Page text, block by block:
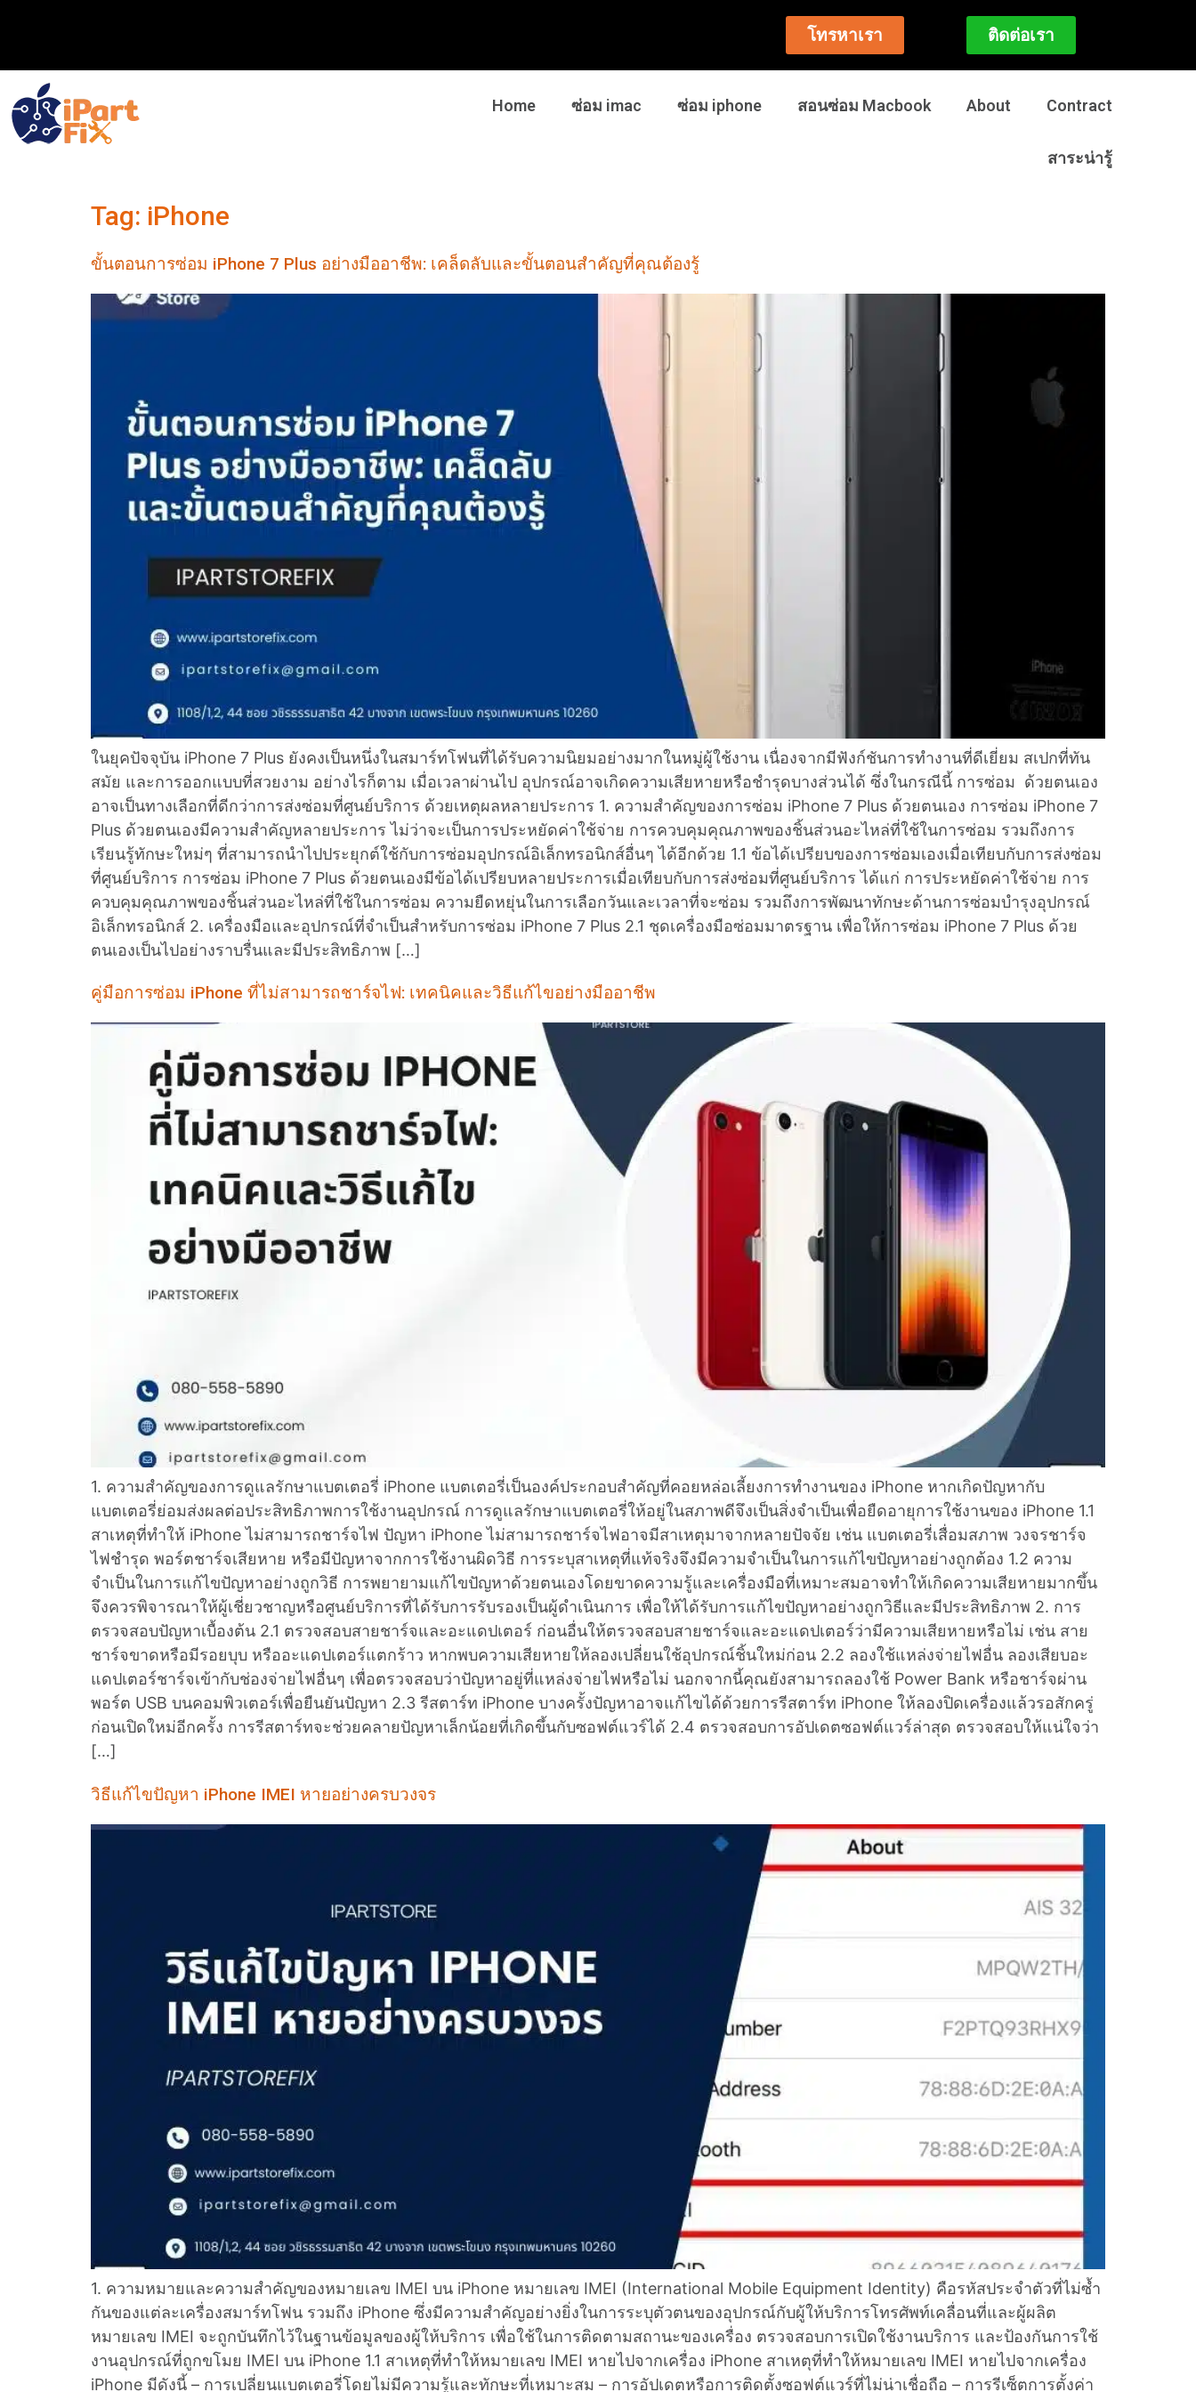
โทรหาเรา ติดต่อเรา
Home ซ่อม imac ซ่อม iphone สอนซ่อม Macbook About Contract
สาระน่ารู้
Tag: iPhone
ขั้นตอนการซ่อม iPhone 7 Plus อย่างมืออาชีพ: เคล็ดลับและขั้นตอนสำคัญที่คุณต้องรู้
ในยุคปัจจุบัน iPhone 7 Plus ยังคงเป็นหนึ่งในสมาร์ทโฟนที่ได้รับความนิยมอย่างมากในหมู่ผู้ใช้งาน เนื่องจากมีฟังก์ชันการทำงานที่ดีเยี่ยม สเปกที่ทัน
สมัย และการออกแบบที่สวยงาม อย่างไรก็ตาม เมื่อเวลาผ่านไป อุปกรณ์อาจเกิดความเสียหายหรือชำรุดบางส่วนได้ ซึ่งในกรณีนี้ การซ่อม ด้วยตนเอง
อาจเป็นทางเลือกที่ดีกว่าการส่งซ่อมที่ศูนย์บริการ ด้วยเหตุผลหลายประการ 1. ความสำคัญของการซ่อม iPhone 7 Plus ด้วยตนเอง การซ่อม iPhone 7
Plus ด้วยตนเองมีความสำคัญหลายประการ ไม่ว่าจะเป็นการประหยัดค่าใช้จ่าย การควบคุมคุณภาพของชิ้นส่วนอะไหล่ที่ใช้ในการซ่อม รวมถึงการ
เรียนรู้ทักษะใหม่ๆ ที่สามารถนำไปประยุกต์ใช้กับการซ่อมอุปกรณ์อิเล็กทรอนิกส์อื่นๆ ได้อีกด้วย 1.1 ข้อได้เปรียบของการซ่อมเองเมื่อเทียบกับการส่งซ่อม
ที่ศูนย์บริการ การซ่อม iPhone 7 Plus ด้วยตนเองมีข้อได้เปรียบหลายประการเมื่อเทียบกับการส่งซ่อมที่ศูนย์บริการ ได้แก่ การประหยัดค่าใช้จ่าย การ
ควบคุมคุณภาพของชิ้นส่วนอะไหล่ที่ใช้ในการซ่อม ความยืดหยุ่นในการเลือกวันและเวลาที่จะซ่อม รวมถึงการพัฒนาทักษะด้านการซ่อมบำรุงอุปกรณ์
อิเล็กทรอนิกส์ 2. เครื่องมือและอุปกรณ์ที่จำเป็นสำหรับการซ่อม iPhone 7 Plus 2.1 ชุดเครื่องมือซ่อมมาตรฐาน เพื่อให้การซ่อม iPhone 7 Plus ด้วย
ตนเองเป็นไปอย่างราบรื่นและมีประสิทธิภาพ […]
คู่มือการซ่อม iPhone ที่ไม่สามารถชาร์จไฟ: เทคนิคและวิธีแก้ไขอย่างมืออาชีพ
1. ความสำคัญของการดูแลรักษาแบตเตอรี่ iPhone แบตเตอรี่เป็นองค์ประกอบสำคัญที่คอยหล่อเลี้ยงการทำงานของ iPhone หากเกิดปัญหากับ
แบตเตอรี่ย่อมส่งผลต่อประสิทธิภาพการใช้งานอุปกรณ์ การดูแลรักษาแบตเตอรี่ให้อยู่ในสภาพดีจึงเป็นสิ่งจำเป็นเพื่อยืดอายุการใช้งานของ iPhone 1.1
สาเหตุที่ทำให้ iPhone ไม่สามารถชาร์จไฟ ปัญหา iPhone ไม่สามารถชาร์จไฟอาจมีสาเหตุมาจากหลายปัจจัย เช่น แบตเตอรี่เสื่อมสภาพ วงจรชาร์จ
ไฟชำรุด พอร์ตชาร์จเสียหาย หรือมีปัญหาจากการใช้งานผิดวิธี การระบุสาเหตุที่แท้จริงจึงมีความจำเป็นในการแก้ไขปัญหาอย่างถูกต้อง 1.2 ความ
จำเป็นในการแก้ไขปัญหาอย่างถูกวิธี การพยายามแก้ไขปัญหาด้วยตนเองโดยขาดความรู้และเครื่องมือที่เหมาะสมอาจทำให้เกิดความเสียหายมากขึ้น
จึงควรพิจารณาให้ผู้เชี่ยวชาญหรือศูนย์บริการที่ได้รับการรับรองเป็นผู้ดำเนินการ เพื่อให้ได้รับการแก้ไขปัญหาอย่างถูกวิธีและมีประสิทธิภาพ 2. การ
ตรวจสอบปัญหาเบื้องต้น 2.1 ตรวจสอบสายชาร์จและอะแดปเตอร์ ก่อนอื่นให้ตรวจสอบสายชาร์จและอะแดปเตอร์ว่ามีความเสียหายหรือไม่ เช่น สาย
ชาร์จขาดหรือมีรอยบุบ หรืออะแดปเตอร์แตกร้าว หากพบความเสียหายให้ลองเปลี่ยนใช้อุปกรณ์ชิ้นใหม่ก่อน 2.2 ลองใช้แหล่งจ่ายไฟอื่น ลองเสียบอะ
แดปเตอร์ชาร์จเข้ากับช่องจ่ายไฟอื่นๆ เพื่อตรวจสอบว่าปัญหาอยู่ที่แหล่งจ่ายไฟหรือไม่ นอกจากนี้คุณยังสามารถลองใช้ Power Bank หรือชาร์จผ่าน
พอร์ต USB บนคอมพิวเตอร์เพื่อยืนยันปัญหา 2.3 รีสตาร์ท iPhone บางครั้งปัญหาอาจแก้ไขได้ด้วยการรีสตาร์ท iPhone ให้ลองปิดเครื่องแล้วรอสักครู่
ก่อนเปิดใหม่อีกครั้ง การรีสตาร์ทจะช่วยคลายปัญหาเล็กน้อยที่เกิดขึ้นกับซอฟต์แวร์ได้ 2.4 ตรวจสอบการอัปเดตซอฟต์แวร์ล่าสุด ตรวจสอบให้แน่ใจว่า
[…]
วิธีแก้ไขปัญหา iPhone IMEI หายอย่างครบวงจร
1. ความหมายและความสำคัญของหมายเลข IMEI บน iPhone หมายเลข IMEI (International Mobile Equipment Identity) คือรหัสประจำตัวที่ไม่ซ้ำ
กันของแต่ละเครื่องสมาร์ทโฟน รวมถึง iPhone ซึ่งมีความสำคัญอย่างยิ่งในการระบุตัวตนของอุปกรณ์กับผู้ให้บริการโทรศัพท์เคลื่อนที่และผู้ผลิต
หมายเลข IMEI จะถูกบันทึกไว้ในฐานข้อมูลของผู้ให้บริการ เพื่อใช้ในการติดตามสถานะของเครื่อง ตรวจสอบการเปิดใช้งานบริการ และป้องกันการใช้
งานอุปกรณ์ที่ถูกขโมย IMEI บน iPhone 1.1 สาเหตุที่ทำให้หมายเลข IMEI หายไปจากเครื่อง iPhone สาเหตุที่ทำให้หมายเลข IMEI หายไปจากเครื่อง
iPhone มีดังนี้ – การเปลี่ยนแบตเตอรี่โดยไม่มีความรู้และทักษะที่เหมาะสม – การอัปเดตหรือการติดตั้งซอฟต์แวร์ที่ไม่น่าเชื่อถือ – การรีเซ็ตการตั้งค่า